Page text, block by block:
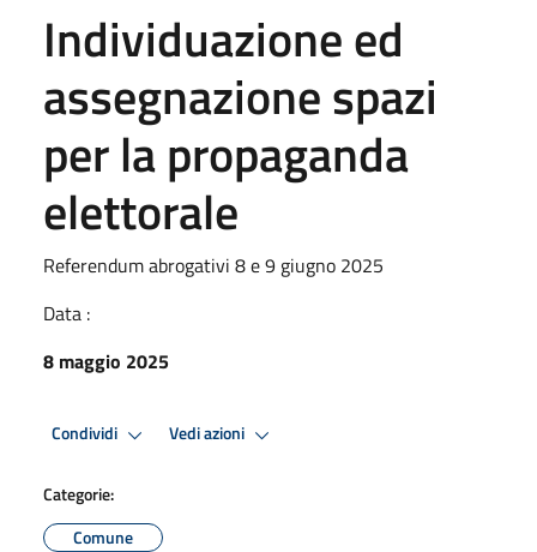
Individuazione ed
assegnazione spazi
per la propaganda
elettorale
Referendum abrogativi 8 e 9 giugno 2025
Data :
8 maggio 2025
Condividi Vedi azioni
Categorie:
Comune